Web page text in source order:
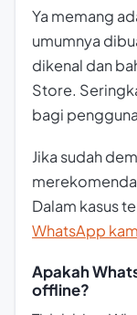
Ya memang
umumnya
dikenal dan
Store.
bagi
Jika sudah
Dalam kasus
WhatsApp
Apakah
offline?